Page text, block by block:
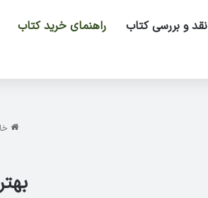
نقد و بررسی کتاب راهنمای خرید کتاب